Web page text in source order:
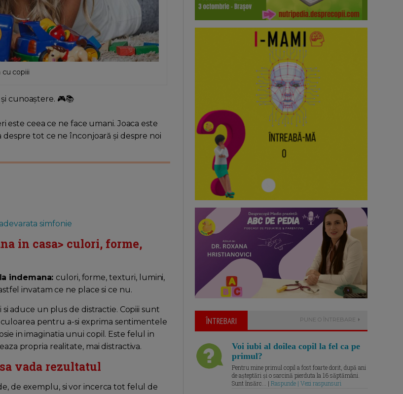
copiii
cunoaștere. 🎮📚
este ceea ce ne face umani. Joaca este
tot ce ne înconjoară și despre noi
simfonie
in casa> culori, forme,
indemana: culori, forme, texturi, lumini,
invatam ce ne place si ce nu.
aduce un plus de distractie. Copiii sunt
pentru a-si exprima sentimentele
in imaginatia unui copil. Este felul in
propria realitate, mai distractiva.
vada rezultatul
de exemplu, si vor incerca tot felul de
ÎNTREBARI PUNE O ÎNTREBARE
Voi iubi al doilea copil la fel ca pe
primul?
Pentru mine primul copil a fost foarte dorit, după ani
de așteptări și o sarcină pierduta la 16 săptămâni.
Sunt însărc... | Raspunde | Vezi raspunsuri